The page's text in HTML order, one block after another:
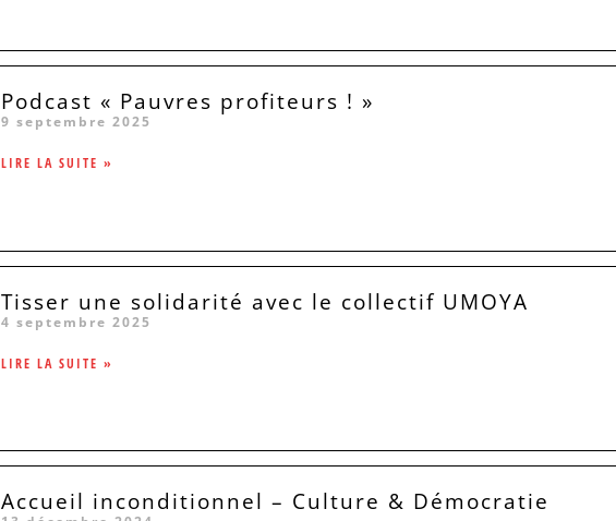
Podcast « Pauvres profiteurs ! »
9 septembre 2025
LIRE LA SUITE »
Tisser une solidarité avec le collectif UMOYA
4 septembre 2025
LIRE LA SUITE »
Accueil inconditionnel – Culture & Démocratie